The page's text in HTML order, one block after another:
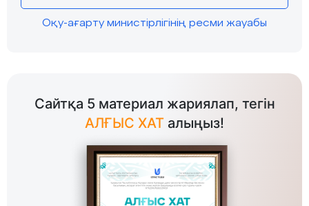
Оқу-ағарту министірлігінің ресми жауабы
Сайтқа 5 материал жариялап, тегін
АЛҒЫС ХАТ алыңыз!